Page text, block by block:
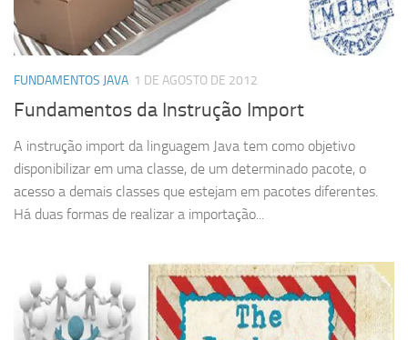
FUNDAMENTOS JAVA 1 DE AGOSTO DE 2012
Fundamentos da Instrução Import
A instrução import da linguagem Java tem como objetivo
disponibilizar em uma classe, de um determinado pacote, o
acesso a demais classes que estejam em pacotes diferentes.
Há duas formas de realizar a importação...